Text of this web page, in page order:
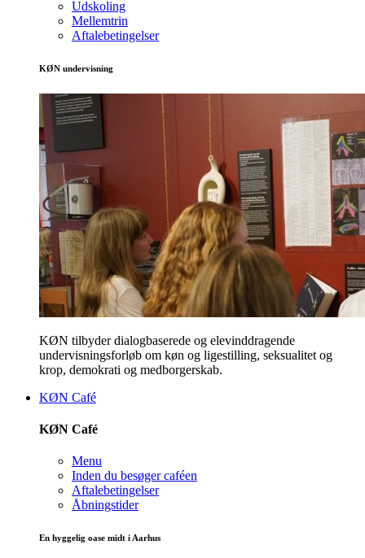
Udskoling
Mellemtrin
Aftalebetingelser
KØN undervisning
KØN tilbyder dialogbaserede og elevinddragende
undervisningsforløb om køn og ligestilling, seksualitet og
krop, demokrati og medborgerskab.
KØN Café
KØN Café
Menu
Inden du besøger caféen
Aftalebetingelser
Åbningstider
En hyggelig oase midt i Aarhus